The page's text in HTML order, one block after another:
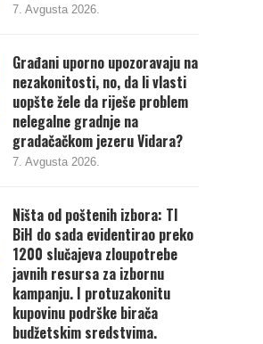
7. Avgusta 2026.
Građani uporno upozoravaju na
nezakonitosti, no, da li vlasti
uopšte žele da riješe problem
nelegalne gradnje na
gradačačkom jezeru Vidara?
7. Avgusta 2026.
Ništa od poštenih izbora: TI
BiH do sada evidentirao preko
1200 slučajeva zloupotrebe
javnih resursa za izbornu
kampanju. I protuzakonitu
kupovinu podrške birača
budžetskim sredstvima.